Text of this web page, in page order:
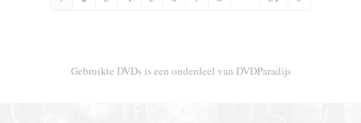
Gebruikte DVDs is een onderdeel van DVDParadijs